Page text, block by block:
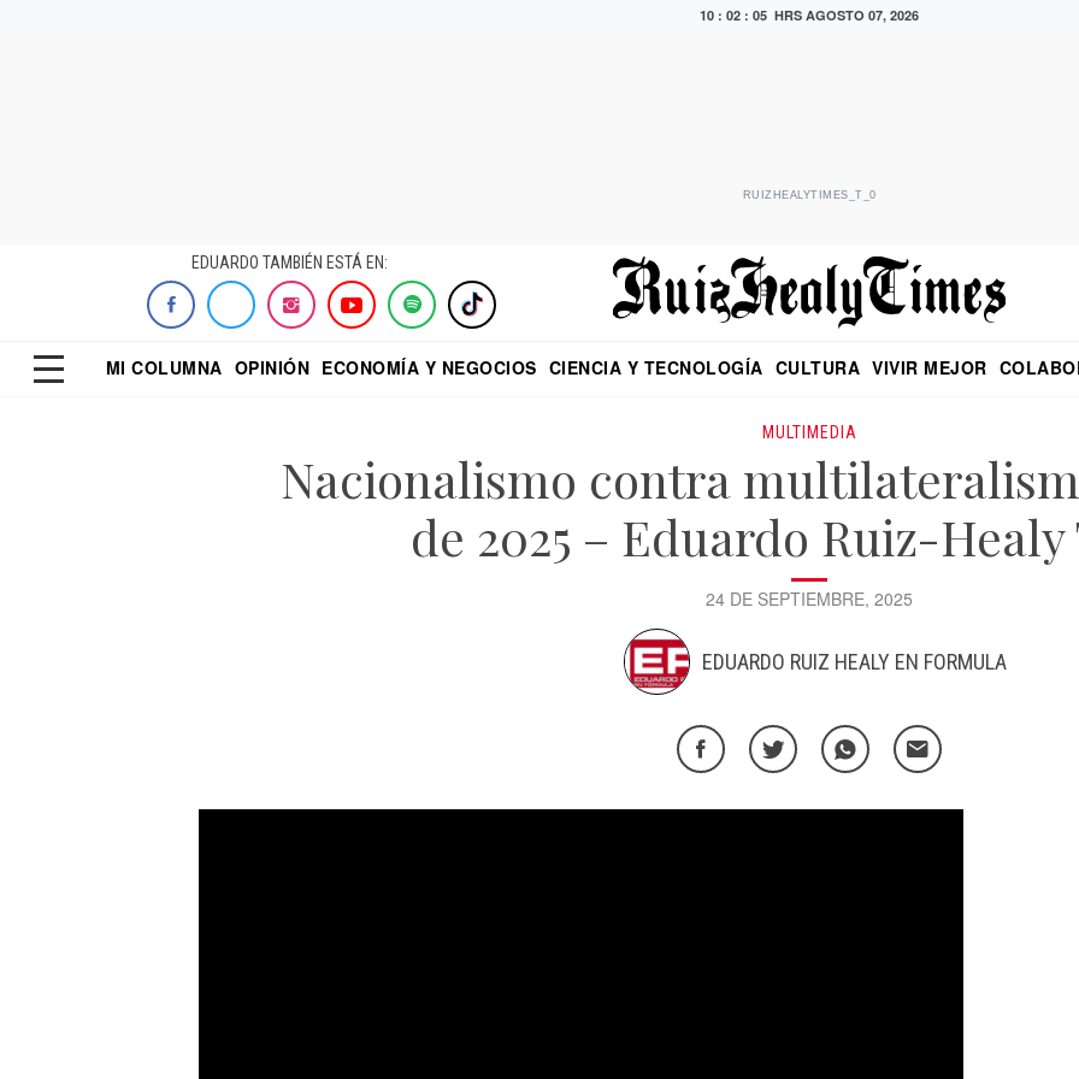
10 : 02 : 05 HRS AGOSTO 07, 2026
RUIZHEALYTIMES_T_0
EDUARDO TAMBIÉN ESTÁ EN:
MI COLUMNA OPINIÓN ECONOMÍA Y NEGOCIOS CIENCIA Y TECNOLOGÍA CULTURA VIVIR MEJOR
MULTIMEDIA
Nacionalismo contra
de 2025 – Eduardo Ruiz-Healy
24 DE SEPTIEMBRE, 2025
EDUARDO RUIZ HEALY EN FORMULA